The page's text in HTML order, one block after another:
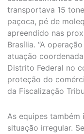
transportava 15
paçoca, pé de
apreendido nas
Brasília. “A
atuação
Distrito Federal no
proteção do
da Fiscalização
As equipes
situação irregular.